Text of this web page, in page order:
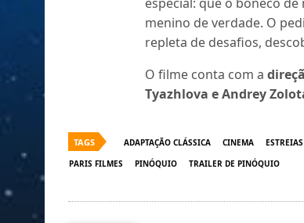
menino de verdade. O
repleta de desafios,
O filme conta com a
Tyazhlova e Andrey
TAGS ADAPTAÇÃO CLÁSSICA CINEMA
PARIS FILMES
PINÓQUIO TRAILER DE PINÓQUIO